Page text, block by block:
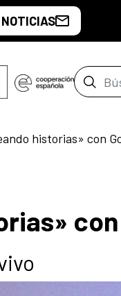
Barra
historias» con
con